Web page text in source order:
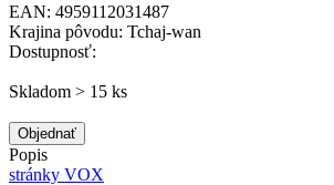
EAN: 4959112031487
Krajina pôvodu: Tchaj-wan
Dostupnosť:
Skladom > 15 ks
Objednať
Popis
stránky VOX